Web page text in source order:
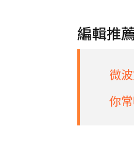
編輯推
微
你